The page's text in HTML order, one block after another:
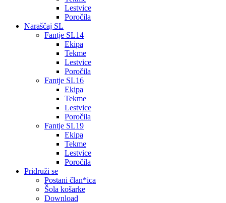
Lestvice
Poročila
Naraščaj SL
Fantje SL14
Ekipa
Tekme
Lestvice
Poročila
Fantje SL16
Ekipa
Tekme
Lestvice
Poročila
Fantje SL19
Ekipa
Tekme
Lestvice
Poročila
Pridruži se
Postani član*ica
Šola košarke
Download